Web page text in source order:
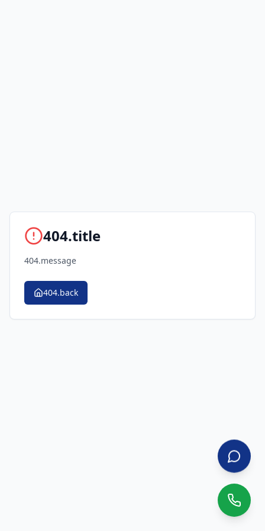
404.title
404.message
404.back